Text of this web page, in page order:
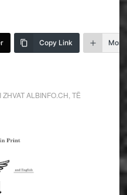
Copy Link More
I ZHVAT ALBINFO.CH TË